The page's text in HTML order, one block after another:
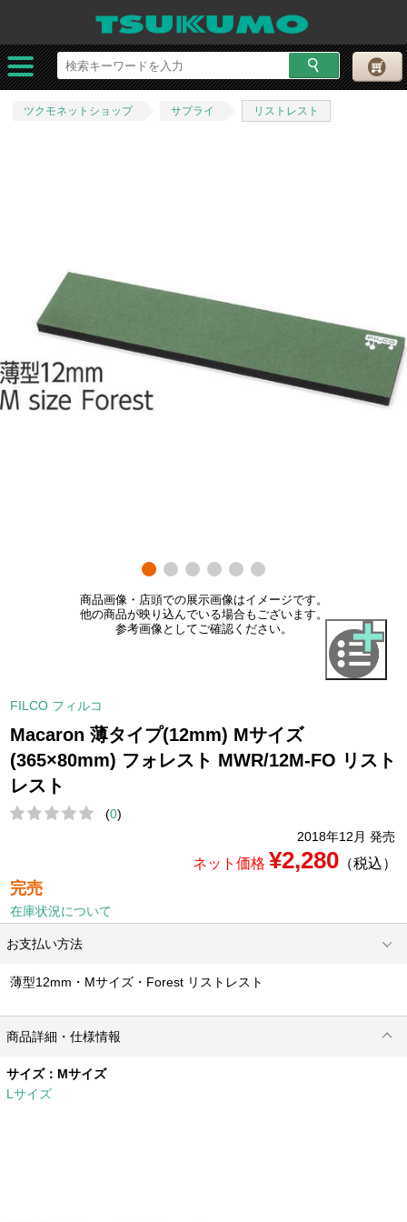
ツクモネットショップ サプライ リストレスト
商品画像・店頭での展示画像はイメージです。
他の商品が映り込んでいる場合もございます。
参考画像としてご確認ください。
FILCO フィルコ
Macaron 薄タイプ(12mm) Mサイズ
(365×80mm) フォレスト MWR/12M-FO リスト
レスト
(0)
2018年12月 発売
ネット価格 ¥2,280（税込）
完売
在庫状況について
お支払い方法
薄型12mm・Mサイズ・Forest リストレスト
商品詳細・仕様情報
サイズ： Mサイズ
Lサイズ